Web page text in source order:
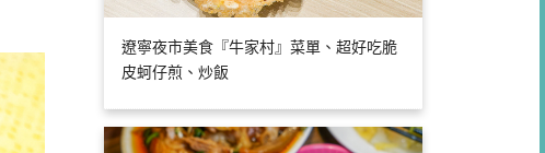
遼寧夜市美食『牛家村』菜單、超好吃脆
皮蚵仔煎、炒飯